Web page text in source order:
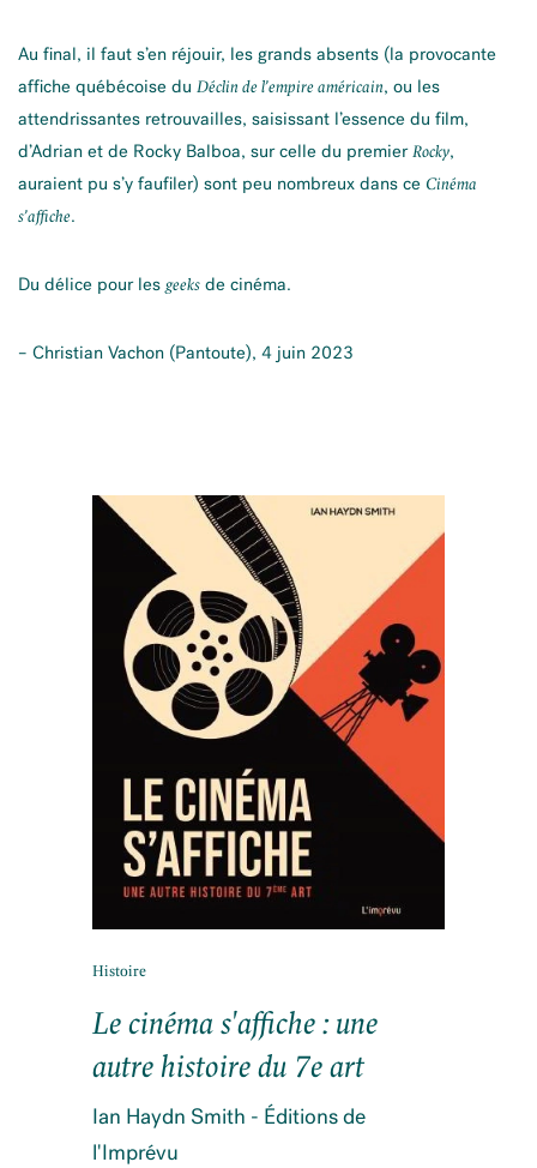
Au final, il faut s’en réjouir, les grands absents (la provocante
affiche québécoise du Déclin de l’empire américain, ou les
attendrissantes retrouvailles, saisissant l’essence du film,
d’Adrian et de Rocky Balboa, sur celle du premierRocky,
auraient pu s’y faufiler) sont peu nombreux dans ce Cinéma
s’affiche.
Du délice pour les geeks de cinéma.
– Christian Vachon (Pantoute), 4 juin 2023
Histoire
Le cinéma s'affiche : une
autre histoire du 7e art
Ian Haydn Smith - Éditions de
l'Imprévu